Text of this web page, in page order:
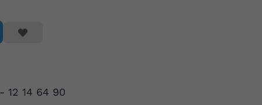
12 14 64 90